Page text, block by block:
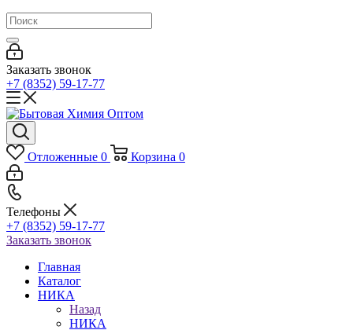
Заказать звонок
+7 (8352) 59-17-77
Отложенные 0 Корзина 0
Телефоны
+7 (8352) 59-17-77
Заказать звонок
Главная
Каталог
НИКА
Назад
НИКА